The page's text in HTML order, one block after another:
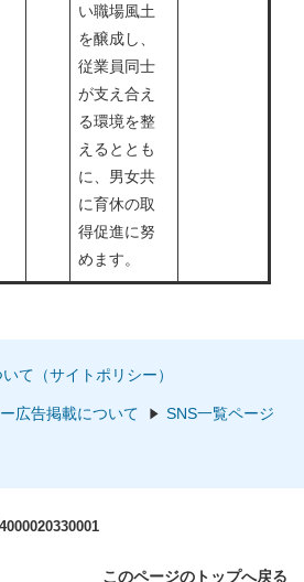
い職場風土
を醸成し、
従業員同士
が支え合え
る環境を整
えるととも
に、男女共
に育休の取
得促進に努
めます。
て（サイトポリシー）
広告掲載について SNS一覧ページ
このページのトップへ戻る